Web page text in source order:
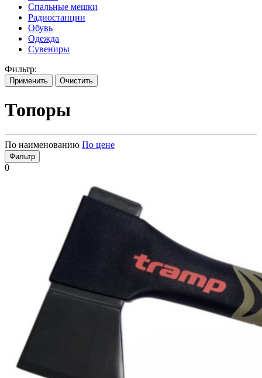
Спальные мешки
Радиостанции
Обувь
Одежда
Сувениры
Фильтр:
Применить Очистить
Топоры
По наименованию По цене
Фильтр
0